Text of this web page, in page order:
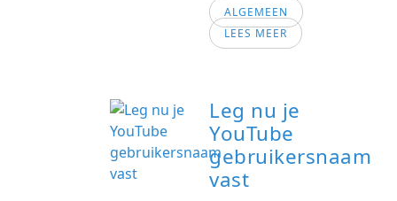
ALGEMEEN
LEES MEER
Leg nu je
YouTube
gebruikersnaam
vast